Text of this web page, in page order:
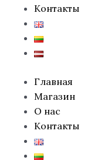
Контакты
Главная
Магазин
О нас
Контакты